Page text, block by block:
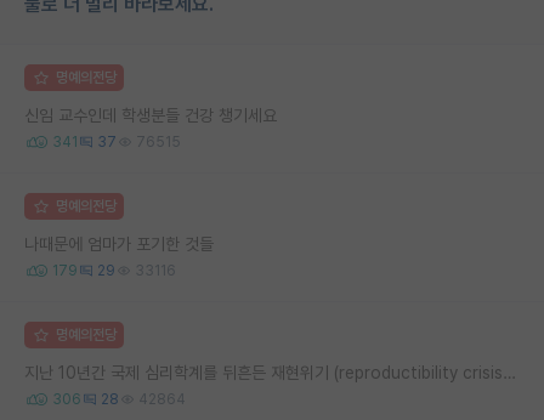
명예의전당
신임 교수인데 학생분들 건강 챙기세요
341 37 76515
명예의전당
나때문에 엄마가 포기한 것들
179 29 33116
명예의전당
지난 10년간 국제 심리학계를 뒤흔든 재현위기 (reproductibility crisis) 요약 (1편)
306 28 42864